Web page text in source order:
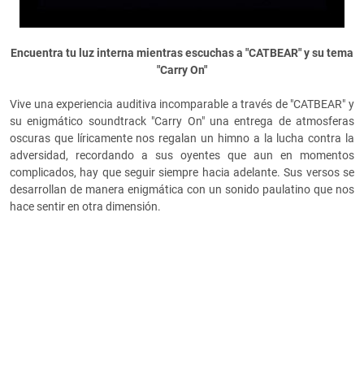
Encuentra tu luz interna mientras escuchas a "CATBEAR" y su tema
"Carry On"
Vive una experiencia auditiva incomparable a través de "CATBEAR" y
su enigmático soundtrack "Carry On" una entrega de atmosferas
oscuras que líricamente nos regalan un himno a la lucha contra la
adversidad, recordando a sus oyentes que aun en momentos
complicados, hay que seguir siempre hacia adelante. Sus versos se
desarrollan de manera enigmática con un sonido paulatino que nos
hace sentir en otra dimensión.